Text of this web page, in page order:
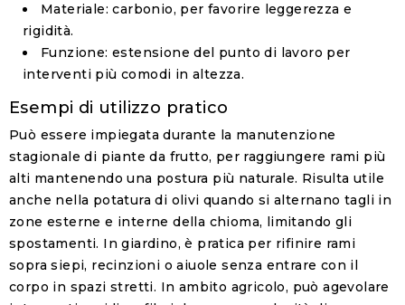
Materiale: carbonio, per favorire leggerezza e
rigidità.
Funzione: estensione del punto di lavoro per
interventi più comodi in altezza.
Esempi di utilizzo pratico
Può essere impiegata durante la manutenzione
stagionale di piante da frutto, per raggiungere rami più
alti mantenendo una postura più naturale. Risulta utile
anche nella potatura di olivi quando si alternano tagli in
zone esterne e interne della chioma, limitando gli
spostamenti. In giardino, è pratica per rifinire rami
sopra siepi, recinzioni o aiuole senza entrare con il
corpo in spazi stretti. In ambito agricolo, può agevolare